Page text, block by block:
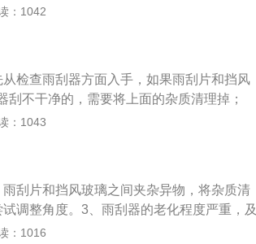
附件，其作用是扫除风窗玻璃上妨碍视线
西时不要硬刮；4、使用慢挡刮；5、烈日
用专用的汽车清洁剂。
：1042
检查雨刮器方面入手，如果雨刮片和挡风
不干净的，需要将上面的杂质清理掉；
不对还会造成跳动情况。同时雨刮器下压
较严重，也是会造成雨刮器刮不干净的，
。尤其是经常停放在街头的车辆，在太阳的
刮刷效果自然而然是没这么明显的了，需
因为汽车长期日晒雨淋，导致前挡风玻璃
很难刮得干净。我们只需要往玻璃上倒一
：1043
刮片和挡风玻璃之间夹杂异物，将杂质清
调整角度。3、雨刮器的老化程度严重，及
导致前档玻璃上出现油膜，往玻璃上倒一
：1016